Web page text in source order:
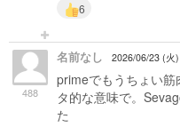
6
488
名前なし 2026/06/23 (火
primeでもうちょい
タ的な意味で。
た